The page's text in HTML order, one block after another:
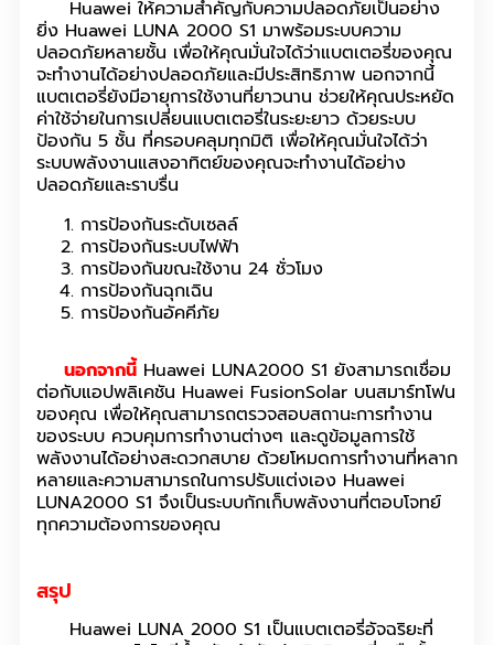
Huawei ให้ความสำคัญกับความปลอดภัยเป็นอย่าง
ยิ่ง Huawei LUNA 2000 S1 มาพร้อมระบบความ
ปลอดภัยหลายชั้น เพื่อให้คุณมั่นใจได้ว่าแบตเตอรี่ของคุณ
จะทำงานได้อย่างปลอดภัยและมีประสิทธิภาพ นอกจากนี้
แบตเตอรี่ยังมีอายุการใช้งานที่ยาวนาน ช่วยให้คุณประหยัด
ค่าใช้จ่ายในการเปลี่ยนแบตเตอรี่ในระยะยาว ด้วยระบบ
ป้องกัน 5 ชั้น ที่ครอบคลุมทุกมิติ เพื่อให้คุณมั่นใจได้ว่า
ระบบพลังงานแสงอาทิตย์ของคุณจะทำงานได้อย่าง
ปลอดภัยและราบรื่น
การป้องกันระดับเซลล์
การป้องกันระบบไฟฟ้า
การป้องกันขณะใช้งาน 24 ชั่วโมง
การป้องกันฉุกเฉิน
การป้องกันอัคคีภัย
นอกจากนี้ Huawei LUNA2000 S1 ยังสามารถเชื่อม
ต่อกับแอปพลิเคชัน Huawei FusionSolar บนสมาร์ทโฟน
ของคุณ เพื่อให้คุณสามารถตรวจสอบสถานะการทำงาน
ของระบบ ควบคุมการทำงานต่างๆ และดูข้อมูลการใช้
พลังงานได้อย่างสะดวกสบาย ด้วยโหมดการทำงานที่หลาก
หลายและความสามารถในการปรับแต่งเอง Huawei
LUNA2000 S1 จึงเป็นระบบกักเก็บพลังงานที่ตอบโจทย์
ทุกความต้องการของคุณ
สรุป
Huawei LUNA 2000 S1 เป็นแบตเตอรี่อัจฉริยะที่